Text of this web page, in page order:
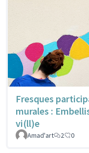
Fresques
murales :
vi(ll)e
Amad'art 2 0